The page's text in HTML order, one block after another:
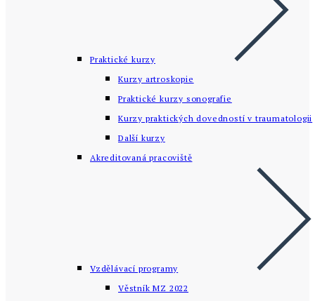
Praktické kurzy
Kurzy artroskopie
Praktické kurzy sonografie
Kurzy praktických dovedností v traumatologii
Další kurzy
Akreditovaná pracoviště
Vzdělávací programy
Věstník MZ 2022